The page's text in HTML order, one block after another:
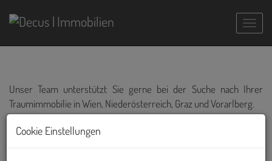
Unser Team unterstützt Sie gerne bei der Suche nach Ihrer
Traumimmobilie in Wien, Niederösterreich, Graz und Vorarlberg.
Sind Sie auf der Suche nach einem Büro in Wien? Unser gesamtes
Angebot finden Sie im Menüpunkt "Büro und Gewerbe" oder auf
Cookie Einstellungen